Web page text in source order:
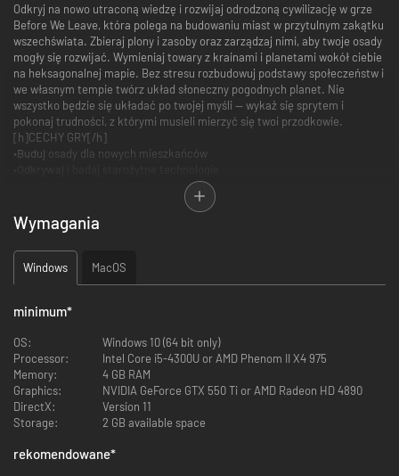
Odkryj na nowo utraconą wiedzę i rozwijaj odrodzoną cywilizację w grze
Before We Leave, która polega na budowaniu miast w przytulnym zakątku
wszechświata. Zbieraj plony i zasoby oraz zarządzaj nimi, aby twoje osady
mogły się rozwijać. Wymieniaj towary z krainami i planetami wokół ciebie
na heksagonalnej mapie. Bez stresu rozbudowuj podstawy społeczeństw i
we własnym tempie twórz układ słoneczny pogodnych planet. Nie
wszystko będzie się układać po twojej myśli — wykaż się sprytem i
pokonaj trudności, z którymi musieli mierzyć się twoi przodkowie.
[h]CECHY GRY[/h]
•Buduj osady dla nowych mieszkańców
zasobami, kontroluj zanieczyszczenie i dbaj o zadowolenie, aby
uniknąć błędów, które popełnili twoi przodkowie
•Handlujz osadami na morzu i w kosmosie
•Poznawajsześć wyjątkowych biomów na wyspach o różnych
wielkościach i kształtach
Chrońmieszkańców przed prastarymi istotami strzegącymi galaktyki
[h]FABUŁA[/h]
pieszczotliwego dotyku słońca na skórze, chrzęstu ziemi między palcami
wychodzą na powierzchnię, ale nie umieją niczego uprawiać — oprócz
ziemniaków. Zacznij odbudowywać ich dawną cywilizację, zaczynając od
zapewnienia im schronienia, a potem zajmij się odkrywaniem
starożytnych technologii i ekspansją odrodzonego społeczeństwa na inne
kontynenty i planety.
Wymagania
Windows MacOS
minimum*
OS:
Windows 10 (64 bit only)
Processor:
Intel Core i5-4300U or AMD Phenom II X4 975
Memory:
4 GB RAM
Graphics:
NVIDIA GeForce GTX 550 Ti or AMD Radeon HD 4890
DirectX:
Version 11
Storage:
2 GB available space
rekomendowane*